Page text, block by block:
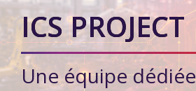
ICS PROJECT
Une équipe